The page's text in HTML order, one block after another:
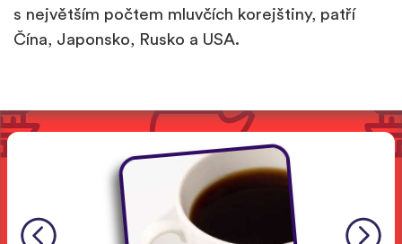
s největším počtem mluvčích korejštiny, patří
Čína, Japonsko, Rusko a USA.